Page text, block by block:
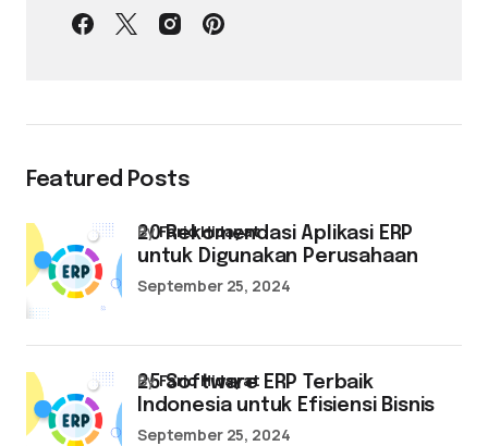
Featured Posts
20 Rekomendasi Aplikasi ERP
untuk Digunakan Perusahaan
byFarid Hidayat
September 25, 2024
25 Software ERP Terbaik
Indonesia untuk Efisiensi Bisnis
byFarid Hidayat
September 25, 2024